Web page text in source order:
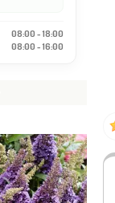
08:00 - 18:00
08:00 - 16:00